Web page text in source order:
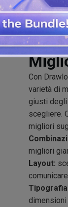
Con
varietà di
giusti degli
scegliere.
migliori
migliori
Layout:
dimensioni